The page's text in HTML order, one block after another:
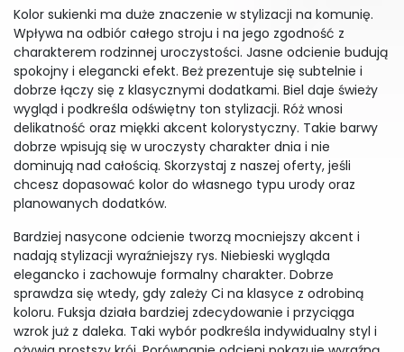
Kolor sukienki ma duże znaczenie w stylizacji na komunię.
Wpływa na odbiór całego stroju i na jego zgodność z
charakterem rodzinnej uroczystości. Jasne odcienie budują
spokojny i elegancki efekt. Beż prezentuje się subtelnie i
dobrze łączy się z klasycznymi dodatkami. Biel daje świeży
wygląd i podkreśla odświętny ton stylizacji. Róż wnosi
delikatność oraz miękki akcent kolorystyczny. Takie barwy
dobrze wpisują się w uroczysty charakter dnia i nie
dominują nad całością. Skorzystaj z naszej oferty, jeśli
chcesz dopasować kolor do własnego typu urody oraz
planowanych dodatków.
Bardziej nasycone odcienie tworzą mocniejszy akcent i
nadają stylizacji wyraźniejszy rys. Niebieski wygląda
elegancko i zachowuje formalny charakter. Dobrze
sprawdza się wtedy, gdy zależy Ci na klasyce z odrobiną
koloru. Fuksja działa bardziej zdecydowanie i przyciąga
wzrok już z daleka. Taki wybór podkreśla indywidualny styl i